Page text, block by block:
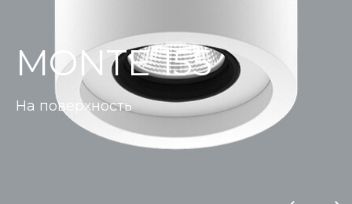
MONTE 155
На поверхность